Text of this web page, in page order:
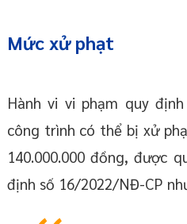
Mức xử phạt
Hành vi vi phạm quy
công trình có thể bị xử
140.000.000 đồng, được
định số 16/2022/NĐ-CP